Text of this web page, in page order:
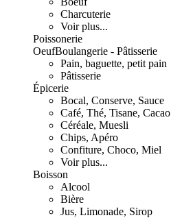
Charcuterie
Voir plus...
Poissonerie
OeufBoulangerie - Pâtisserie
Pain, baguette, petit pain
Pâtisserie
Épicerie
Bocal, Conserve, Sauce
Café, Thé, Tisane, Cacao
Céréale, Muesli
Chips, Apéro
Confiture, Choco, Miel
Voir plus...
Boisson
Alcool
Bière
Jus, Limonade, Sirop